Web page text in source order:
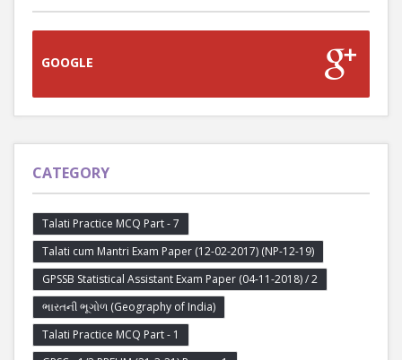
GOOGLE
CATEGORY
Talati Practice MCQ Part - 7
Talati cum Mantri Exam Paper (12-02-2017) (NP-12-19)
GPSSB Statistical Assistant Exam Paper (04-11-2018) / 2
ભારતની ભૂગોળ (Geography of India)
Talati Practice MCQ Part - 1